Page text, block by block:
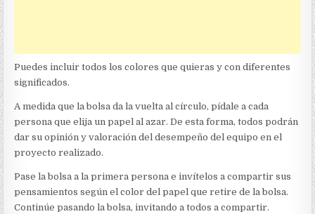
Puedes incluir todos los colores que quieras y con diferentes
significados.
A medida que la bolsa da la vuelta al círculo, pídale a cada
persona que elija un papel al azar. De esta forma, todos podrán
dar su opinión y valoración del desempeño del equipo en el
proyecto realizado.
Pase la bolsa a la primera persona e invítelos a compartir sus
pensamientos según el color del papel que retire de la bolsa.
Continúe pasando la bolsa, invitando a todos a compartir.